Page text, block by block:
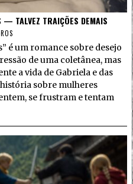
— TALVEZ TRAIÇÕES DEMAIS
é um romance sobre desejo
de uma coletânea, mas
a vida de Gabriela e das
sobre mulheres
se frustram e tentam